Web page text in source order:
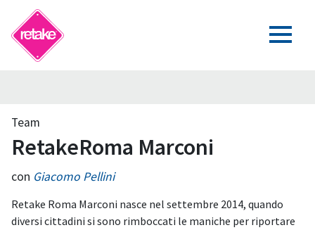
Team
RetakeRoma Marconi
con Giacomo Pellini
Retake Roma Marconi nasce nel settembre 2014, quando
diversi cittadini si sono rimboccati le maniche per riportare